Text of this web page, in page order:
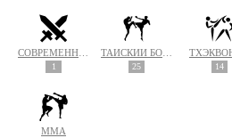
1 25 14
MMA